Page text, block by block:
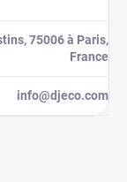
75006 à Paris,
France
info@djeco.com